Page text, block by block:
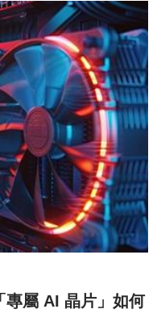
專屬 AI 晶片」如何